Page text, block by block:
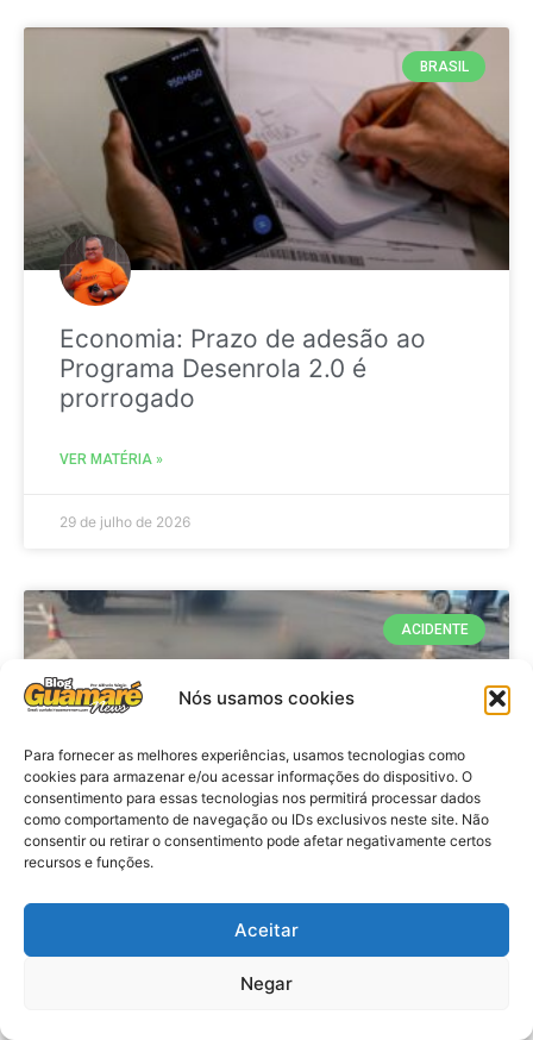
Nós usamos cookies
Para fornecer as melhores experiências, usamos tecnologias como
cookies para armazenar e/ou acessar informações do dispositivo. O
consentimento para essas tecnologias nos permitirá processar dados
como comportamento de navegação ou IDs exclusivos neste site. Não
consentir ou retirar o consentimento pode afetar negativamente certos
recursos e funções.
Aceitar
Negar
BRASIL
Economia: Prazo de adesão ao
Programa Desenrola 2.0 é
prorrogado
VER MATÉRIA »
29 de julho de 2026
ACIDENTE
Acidente: A caminho do trabalho
professora se envolve em
acidente e vai a obito na RN 118
no Alto do Rodrigues, RN